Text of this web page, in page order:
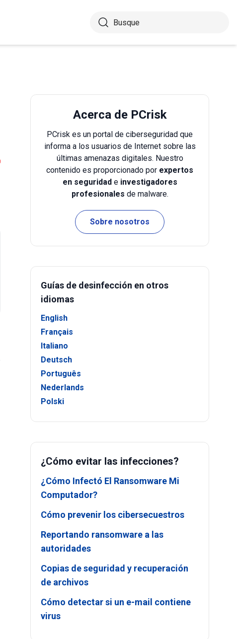
Acerca de PCrisk
PCrisk es un portal de ciberseguridad que
informa a los usuarios de Internet sobre las
últimas amenazas digitales. Nuestro
contenido es proporcionado por expertos
en seguridade investigadores
profesionales de malware.
Sobre nosotros
Guías de desinfección en otros
idiomas
English
Français
Italiano
Deutsch
Português
Nederlands
Polski
¿Cómo evitar las infecciones?
¿Cómo Infectó El Ransomware Mi
Computador?
Cómo prevenir los cibersecuestros
Reportando ransomware a las
autoridades
Copias de seguridad y recuperación
de archivos
Cómo detectar si un e-mail contiene
virus